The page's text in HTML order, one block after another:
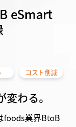
eSmart
コスト削減
わる。
foods業界BtoB